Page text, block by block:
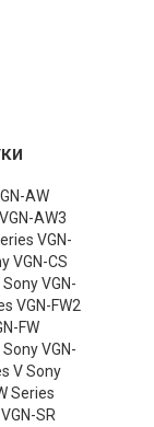
AW
AW3
VGN-
VGN-CS
VGN-
VGN-FW2
FW
VGN-
V Sony
Series
SR